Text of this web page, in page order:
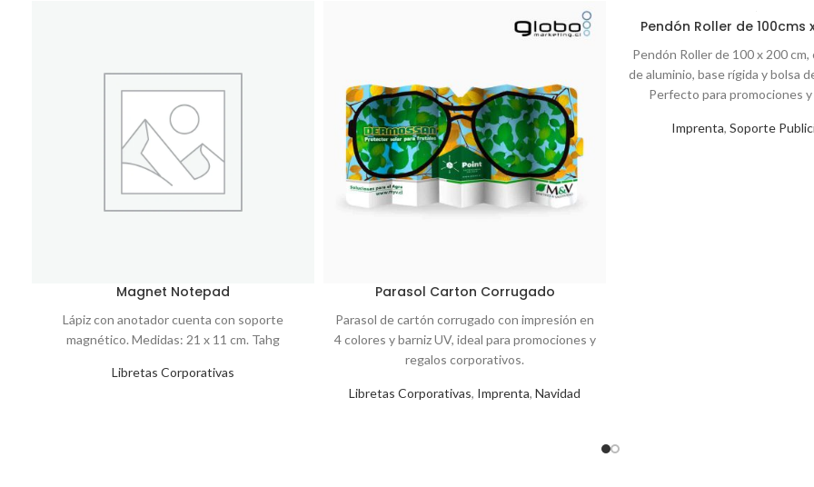
Magnet Notepad
Libretas Corporativas
Lápiz con anotador cuenta con soporte
magnético. Medidas: 21 x 11 cm. Tahg
Parasol Carton Corrugado
Libretas Corporativas, Imprenta, Navidad
Parasol de cartón corrugado con impresión en
4 colores y barniz UV, ideal para promociones y
regalos corporativos.
Pendón Roller de 100cms
Imprenta, Soporte
Pendón Roller de 100 x 200
de aluminio, base rígida y bolsa
Perfecto para promociones